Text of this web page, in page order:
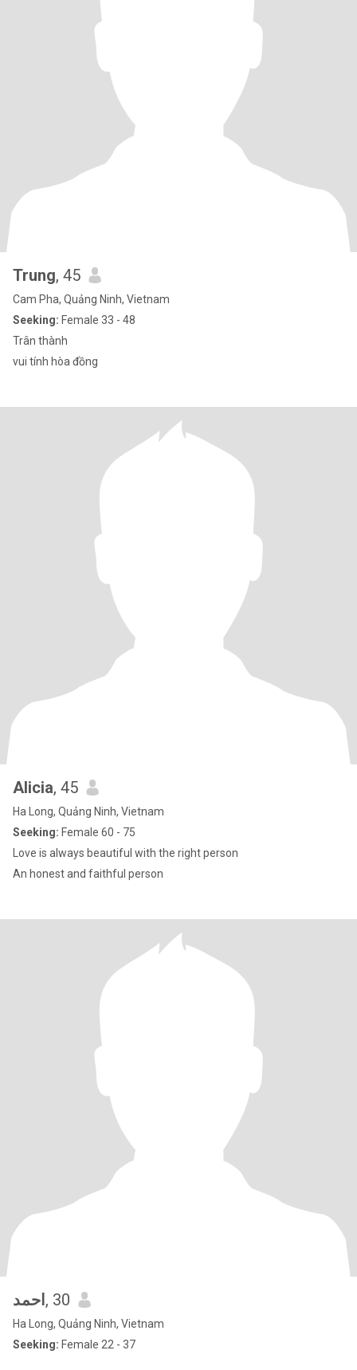
Trung, 45
Cam Pha, Quảng Ninh, Vietnam
Seeking: Female 33 - 48
Trân thành
vui tính hòa đồng
Alicia, 45
Ha Long, Quảng Ninh, Vietnam
Seeking: Female 60 - 75
Love is always beautiful with the right person
An honest and faithful person
احمد , 30
Ha Long, Quảng Ninh, Vietnam
Seeking: Female 22 - 37